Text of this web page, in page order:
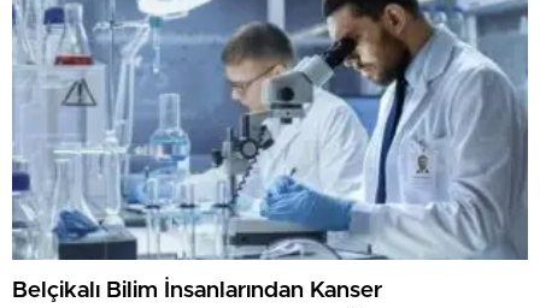
Belçikalı Bilim İnsanlarından Kanser